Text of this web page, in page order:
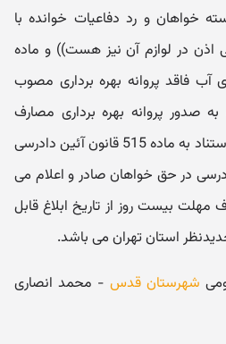
خواهان و رد دفاعیات خوانده با
اذن در لوازم آن نیز هست)) و ماده
آب فاقد پروانه بهره برداری مصوب
به صدور پروانه بهره برداری مصارف
کشاورزی از چاه موصوف و با استناد به ماده 515 قانون آئین دادرسی
در حق خواهان صادر و اعلام می
مهلت بیست روز از تاریخ ابلاغ قابل
استان تهران می باشد.
شهرستان قدس - محمد انصاری